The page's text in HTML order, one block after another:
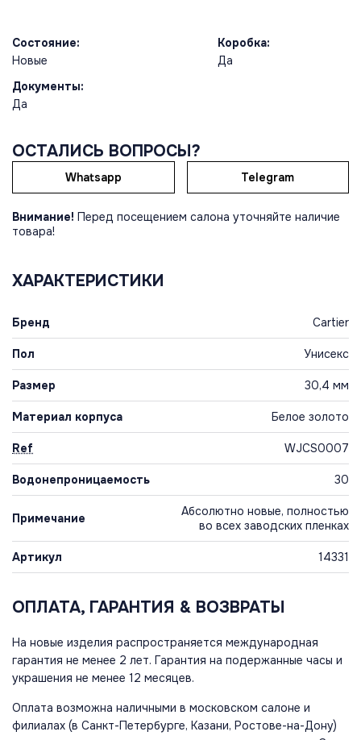
Состояние:
Новые
Коробка:
Да
Документы:
Да
ОСТАЛИСЬ ВОПРОСЫ?
Whatsapp Telegram
Внимание! Перед посещением салона уточняйте наличие
товара!
ХАРАКТЕРИСТИКИ
Бренд Cartier
Пол Унисекс
Размер 30,4 мм
Материал корпуса Белое золото
Ref WJCS0007
Водонепроницаемость 30
Примечание
Абсолютно новые, полностью
во всех заводских пленках
Артикул 14331
ОПЛАТА, ГАРАНТИЯ & ВОЗВРАТЫ
На новые изделия распространяется международная
гарантия не менее 2 лет. Гарантия на подержанные часы и
украшения не менее 12 месяцев.
Оплата возможна наличными в московском салоне и
филиалах (в Санкт-Петербурге, Казани, Ростове-на-Дону)